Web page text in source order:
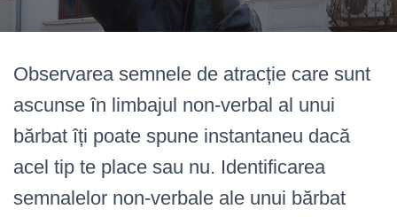
R
E
Observarea semnele de atracție care sunt
ascunse în limbajul non-verbal al unui
bărbat îți poate spune instantaneu dacă
acel tip te place sau nu. Identificarea
semnalelor non-verbale ale unui bărbat